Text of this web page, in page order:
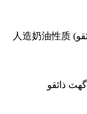
ذائقو